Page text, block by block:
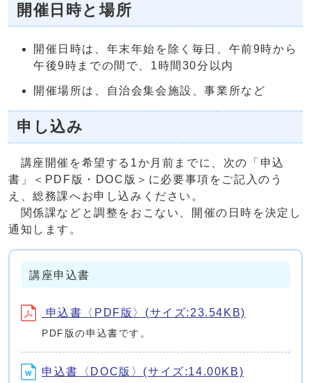
開催日時と場所
開催日時は、年末年始を除く毎日、午前9時から
午後9時までの間で、1時間30分以内
開催場所は、自治会集会施設、事業所など
申し込み
講座開催を希望する1か月前までに、次の「申込
書」＜PDF版・DOC版＞に必要事項をご記入のう
え、総務課へお申し込みください。
関係課などと調整をおこない、開催の日時を決定し
通知します。
講座申込書
申込書〈PDF版〉(サイズ:23.54KB)
PDF版の申込書です。
申込書〈DOC版〉(サイズ:14.00KB)